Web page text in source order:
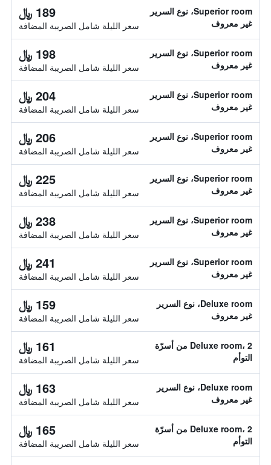
Superior room، نوع السرير
غير معروف
189 ﷼
سعر الليلة شامل الصريبة المضافة
Superior room، نوع السرير
غير معروف
198 ﷼
سعر الليلة شامل الصريبة المضافة
Superior room، نوع السرير
غير معروف
204 ﷼
سعر الليلة شامل الصريبة المضافة
Superior room، نوع السرير
غير معروف
206 ﷼
سعر الليلة شامل الصريبة المضافة
Superior room، نوع السرير
غير معروف
225 ﷼
سعر الليلة شامل الصريبة المضافة
Superior room، نوع السرير
غير معروف
238 ﷼
سعر الليلة شامل الصريبة المضافة
Superior room، نوع السرير
غير معروف
241 ﷼
سعر الليلة شامل الصريبة المضافة
Deluxe room، نوع السرير
غير معروف
159 ﷼
سعر الليلة شامل الصريبة المضافة
Deluxe room، 2 من أسرّة
التوأم
161 ﷼
سعر الليلة شامل الصريبة المضافة
Deluxe room، نوع السرير
غير معروف
163 ﷼
سعر الليلة شامل الصريبة المضافة
Deluxe room، 2 من أسرّة
التوأم
165 ﷼
سعر الليلة شامل الصريبة المضافة